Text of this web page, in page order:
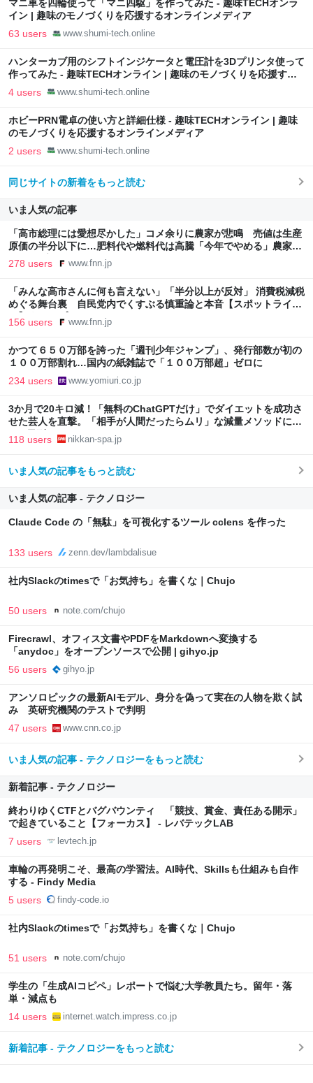
マニ車を四輪使って「マニ四駆」を作ってみた - 趣味TECHオンラ
イン | 趣味のモノづくりを応援するオンラインメディア
63 users www.shumi-tech.online
ハンターカブ用のシフトインジケータと電圧計を3Dプリンタ使って
作ってみた - 趣味TECHオンライン | 趣味のモノづくりを応援する
オンラインメディア
4 users www.shumi-tech.online
ホビーPRN電卓の使い方と詳細仕様 - 趣味TECHオンライン | 趣味
のモノづくりを応援するオンラインメディア
2 users www.shumi-tech.online
同じサイトの新着をもっと読む
いま人気の記事
「高市総理には愛想尽かした」コメ余りに農家が悲鳴 売値は生産
原価の半分以下に…肥料代や燃料代は高騰「今年でやめる」農家も
｜FNNプライムオンライン
278 users www.fnn.jp
「みんな高市さんに何も言えない」「半分以上が反対」 消費税減税
めぐる舞台裏 自民党内でくすぶる慎重論と本音【スポットライ
ト】｜FNNプライムオンライン
156 users www.fnn.jp
かつて６５０万部を誇った「週刊少年ジャンプ」、発行部数が初の
１００万部割れ…国内の紙雑誌で「１００万部超」ゼロに
234 users www.yomiuri.co.jp
3か月で20キロ減！「無料のChatGPTだけ」でダイエットを成功さ
せた芸人を直撃。「相手が人間だったらムリ」な減量メソッドに驚
き | 日刊SPA!
118 users nikkan-spa.jp
いま人気の記事をもっと読む
いま人気の記事 - テクノロジー
Claude Code の「無駄」を可視化するツール cclens を作った
133 users zenn.dev/lambdalisue
社内Slackのtimesで「お気持ち」を書くな｜Chujo
50 users note.com/chujo
Firecrawl、オフィス文書やPDFをMarkdownへ変換する
「anydoc」をオープンソースで公開 | gihyo.jp
56 users gihyo.jp
アンソロピックの最新AIモデル、身分を偽って実在の人物を欺く試
み 英研究機関のテストで判明
47 users www.cnn.co.jp
いま人気の記事 - テクノロジーをもっと読む
新着記事 - テクノロジー
終わりゆくCTFとバグバウンティ 「競技、賞金、責任ある開示」
で起きていること【フォーカス】 - レバテックLAB
7 users levtech.jp
車輪の再発明こそ、最高の学習法。AI時代、Skillsも仕組みも自作
する - Findy Media
5 users findy-code.io
社内Slackのtimesで「お気持ち」を書くな｜Chujo
51 users note.com/chujo
学生の「生成AIコピペ」レポートで悩む大学教員たち。留年・落
単・減点も
14 users internet.watch.impress.co.jp
新着記事 - テクノロジーをもっと読む